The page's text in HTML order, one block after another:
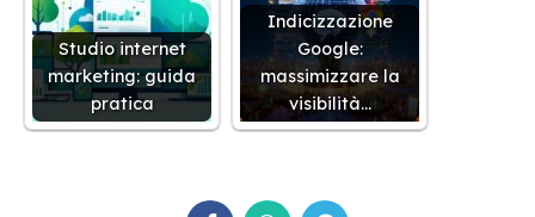
Studio internet
marketing: guida
pratica
Indicizzazione
Google:
massimizzare la
visibilità…